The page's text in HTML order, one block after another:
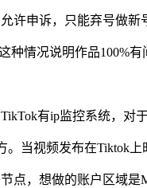
许申诉，只能弃号做新
种情况说明作品100%
有ip监控系统，对
。当视频发布在Tiktok
点，想做的账户区域